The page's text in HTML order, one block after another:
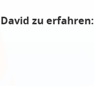
zu erfahren: